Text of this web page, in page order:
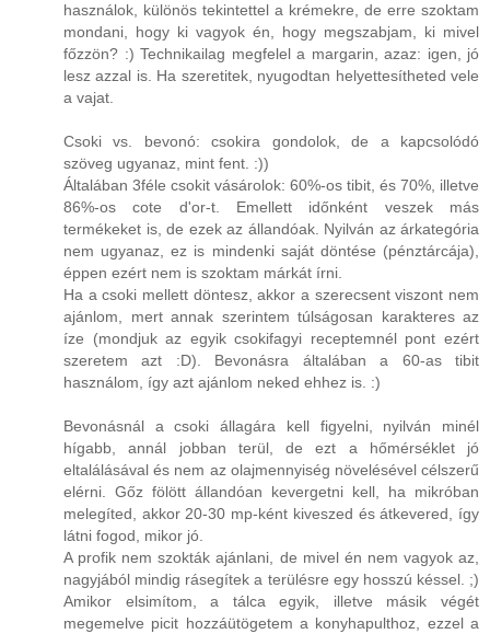
használok, különös tekintettel a krémekre, de erre szoktam
mondani, hogy ki vagyok én, hogy megszabjam, ki mivel
főzzön? :) Technikailag megfelel a margarin, azaz: igen, jó
lesz azzal is. Ha szeretitek, nyugodtan helyettesítheted vele
a vajat.
Csoki vs. bevonó: csokira gondolok, de a kapcsolódó
szöveg ugyanaz, mint fent. :))
Általában 3féle csokit vásárolok: 60%-os tibit, és 70%, illetve
86%-os cote d'or-t. Emellett időnként veszek más
termékeket is, de ezek az állandóak. Nyilván az árkategória
nem ugyanaz, ez is mindenki saját döntése (pénztárcája),
éppen ezért nem is szoktam márkát írni.
Ha a csoki mellett döntesz, akkor a szerecsent viszont nem
ajánlom, mert annak szerintem túlságosan karakteres az
íze (mondjuk az egyik csokifagyi receptemnél pont ezért
szeretem azt :D). Bevonásra általában a 60-as tibit
használom, így azt ajánlom neked ehhez is. :)
Bevonásnál a csoki állagára kell figyelni, nyilván minél
hígabb, annál jobban terül, de ezt a hőmérséklet jó
eltalálásával és nem az olajmennyiség növelésével célszerű
elérni. Gőz fölött állandóan kevergetni kell, ha mikróban
melegíted, akkor 20-30 mp-ként kiveszed és átkevered, így
látni fogod, mikor jó.
A profik nem szokták ajánlani, de mivel én nem vagyok az,
nagyjából mindig rásegítek a terülésre egy hosszú késsel. ;)
Amikor elsimítom, a tálca egyik, illetve másik végét
megemelve picit hozzáütögetem a konyhapulthoz, ezzel a